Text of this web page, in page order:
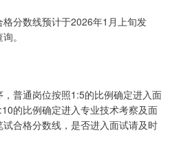
分数线预计于2026年1月上旬发
。
普通岗位按照1:5的比例确定进入面
的比例确定进入专业技术考察及面
合格分数线，是否进入面试请及时